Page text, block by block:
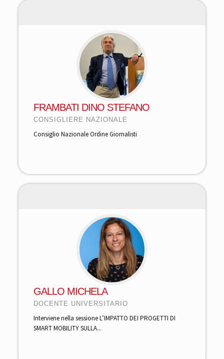
FRAMBATI DINO STEFANO
CONSIGLIERE NAZIONALE
Consiglio Nazionale Ordine Giornalisti
GALLO MICHELA
DOCENTE UNIVERSITARIO
Interviene nella sessione L’IMPATTO DEI PROGETTI DI
SMART MOBILITY SULLA...